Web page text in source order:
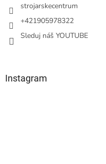
strojarskecentrum
+421905978322
Sleduj náš YOUTUBE
Instagram